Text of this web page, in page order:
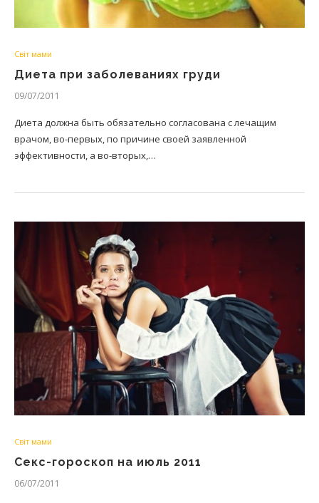
Світ мами
Диета при заболеваниях груди
09/07/2011
Диета должна быть обязательно согласована с лечащим
врачом, во-первых, по причине своей заявленной
эффективности, а во-вторых,…
Світ мами
Секс-гороскоп на июль 2011
06/07/2011